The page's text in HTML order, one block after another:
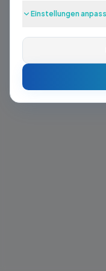
Einstellungen